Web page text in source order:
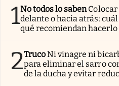
1No todos lo saben
delante o hacia atrás:
qué recomiendan hacerlo
2TrucoNi vinagre ni
para eliminar el sarro
de la ducha y evitar